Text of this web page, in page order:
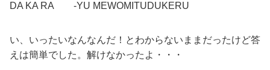
DA KA RA -YU MEWOMITUDUKERU
い、いったいなんなんだ！とわからないままだったけど答
えは簡単でした。解けなかったよ・・・